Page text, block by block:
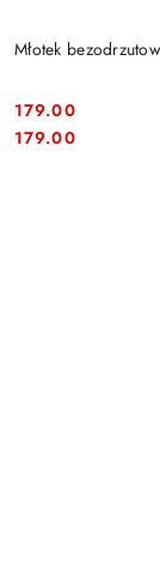
Młotek
Cena:
179.00
Cena:
179.00